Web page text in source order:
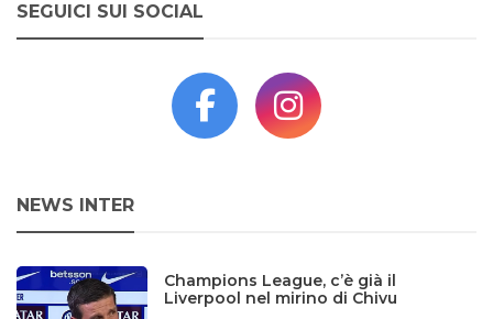
SEGUICI SUI SOCIAL
NEWS INTER
Champions League, c’è già il
Liverpool nel mirino di Chivu